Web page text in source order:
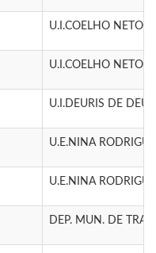
U.I.COELHO NETO -
U.I.COELHO NETO -
U.I.DEURIS DE
U.E.NINA
U.E.NINA
DEP. MUN. DE